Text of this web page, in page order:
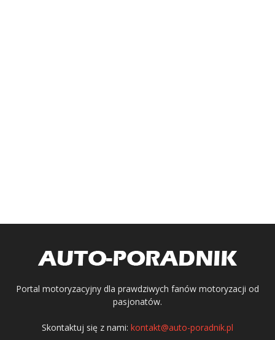
Portal motoryzacyjny dla prawdziwych fanów motoryzacji od
pasjonatów.
Skontaktuj się z nami: kontakt@auto-poradnik.pl